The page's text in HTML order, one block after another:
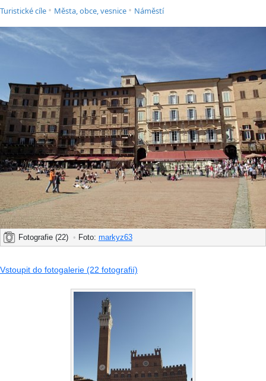
Turistické cíle • Města, obce, vesnice • Náměstí
Fotografie (22) • Foto: markyz63
Vstoupit do fotogalerie (22 fotografií)